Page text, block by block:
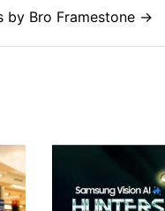
by Bro Framestone →